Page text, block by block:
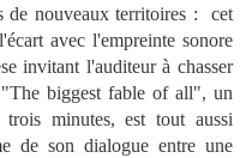
nouveaux territoires : cet
avec l'empreinte sonore
invitant l'auditeur à chasser
biggest fable of all", un
minutes, est tout aussi
de son dialogue entre une